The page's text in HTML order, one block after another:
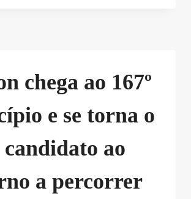
chega ao 167º
e se torna o
ao
a percorrer